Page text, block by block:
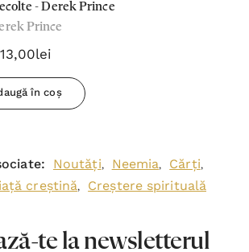
- Derek Prince
Prince
13,00lei
în coș
Noutăți, Neemia, Cărți,
creștină, Creștere spirituală
te la newsletterul